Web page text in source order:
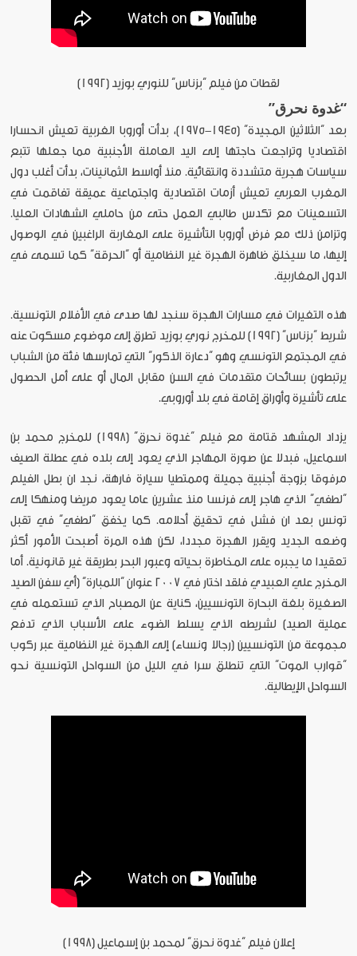
لقطات من فيلم “بزناس” للنوري بوزيد (1992)
“غدوة نحرق”
بعد “الثلاثين المجيدة” (1945-1975)، بدأت أوروبا الغربية تعيش انحسارا
اقتصاديا وتراجعت حاجتها إلى اليد العاملة الأجنبية مما جعلها تتبع
سياسات هجرية متشددة وانتقائية. منذ أواسط الثمانينات، بدأت أغلب دول
المغرب العربي تعيش أزمات اقتصادية واجتماعية عميقة تفاقمت في
التسعينات مع تكدس طالبي العمل حتى من حاملي الشهادات العليا.
وتزامن ذلك مع فرض أوروبا التأشيرة على المغاربة الراغبين في الوصول
إليها، ما سيخلق ظاهرة الهجرة غير النظامية أو “الحرقة” كما تسمى في
الدول المغاربية.
هذه التغيرات في مسارات الهجرة سنجد لها صدى في الأفلام التونسية.
شريط “بزناس” (1992) للمخرج نوري بوزيد تطرق إلى موضوع مسكوت عنه
في المجتمع التونسي وهو “دعارة الذكور” التي تمارسها فئة من الشباب
يرتبطون بسائحات متقدمات في السن مقابل المال أو على أمل الحصول
على تأشيرة وأوراق إقامة في بلد أوروبي.
يزداد المشهد قتامة مع فيلم “غدوة نحرق” (1998) للمخرج محمد بن
اسماعيل، فبدلا عن صورة المهاجر الذي يعود إلى بلده في عطلة الصيف
مرفوقا بزوجة أجنبية جميلة وممتطيا سيارة فارهة، نجد ان بطل الفيلم
“لطفي” الذي هاجر إلى فرنسا منذ عشرين عاما يعود مريضا ومنهكا إلى
تونس بعد ان فشل في تحقيق أحلامه. كما يخفق “لطفي” في تقبل
وضعه الجديد ويقرر الهجرة مجددا، لكن هذه المرة أصبحت الأمور أكثر
تعقيدا ما يجبره على المخاطرة بحياته وعبور البحر بطريقة غير قانونية. أما
المخرج علي العبيدي فلقد اختار في 2007 عنوان “اللمبارة” (أي سفن الصيد
الصغيرة بلغة البحارة التونسيين، كناية عن المصباح الذي تستعمله في
عملية الصيد) لشريطه الذي يسلط الضوء على الأسباب الذي تدفع
مجموعة من التونسيين (رجالا ونساء) إلى الهجرة غير النظامية عبر ركوب
“قوارب الموت” التي تنطلق سرا في الليل من السواحل التونسية نحو
السواحل الإيطالية.
إعلان فيلم “غدوة نحرق” لمحمد بن إسماعيل (1998)